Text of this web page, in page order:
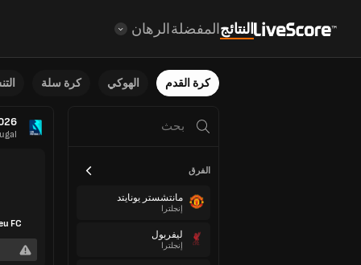
النتائجالمفضلةالرهان
كرة القدم الهوكي كرة سلة
الفرق
مانتشستر يونايتد
إنجلترا
ليفربول
إنجلترا
FC